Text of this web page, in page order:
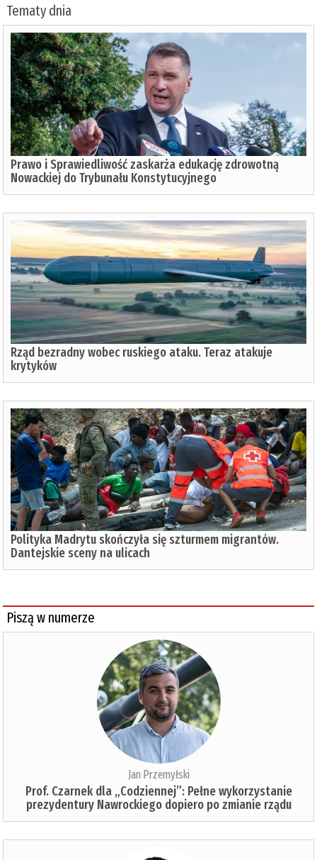
Tematy dnia
Prawo i Sprawiedliwość zaskarża edukację zdrowotną
Nowackiej do Trybunału Konstytucyjnego
Rząd bezradny wobec ruskiego ataku. Teraz atakuje
krytyków
Polityka Madrytu skończyła się szturmem migrantów.
Dantejskie sceny na ulicach
Piszą w numerze
Jan Przemyłski
Prof. Czarnek dla „Codziennej”: Pełne wykorzystanie
prezydentury Nawrockiego dopiero po zmianie rządu